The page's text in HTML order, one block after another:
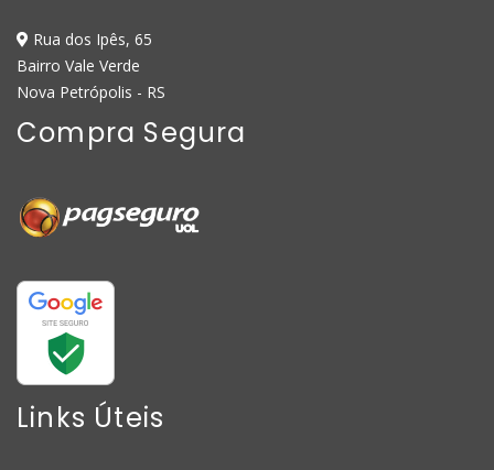
Rua dos Ipês, 65
Bairro Vale Verde
Nova Petrópolis - RS
Compra Segura
Links Úteis